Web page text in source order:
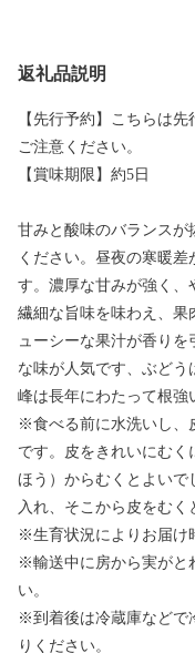
返礼品説明
【先行予約】こちらは
ご注意ください。
【賞味期限】約5日
甘みと酸味のバランスが
ください。昼夜の寒暖
す。濃厚な甘みが強く、
繊細な旨味を味わえ、果
ューシーな果汁が香り
な味が人気です、ぶど
峰は長年にわたって根強
※食べる前に水洗いし、
です。皮をきれいにむ
ほう）からむくとよいで
入れ、そこから皮をむく
※生育状況によりお届け
※輸送中に房から実がと
い。
※到着後は冷蔵庫などで
りください。